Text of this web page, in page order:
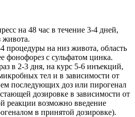
на 48 час в течение 3-4 дней,
живота.
процедуры на низ живота, область
фонофорез с сульфатом цинка.
в 2-3 дня, на курс 5-6 инъекций,
тел и в зависимости от
последующих доз или пирогенал
дозировке в зависимости от
реакции возможно введение
в принятой дозировке).